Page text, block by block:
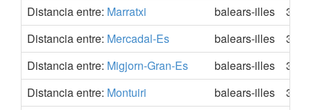
Distancia entre: Marratxi balears-illes
Distancia entre: Mercadal-Es balears-illes
Distancia entre: Migjorn-Gran-Es balears-illes
Distancia entre: Montuiri balears-illes